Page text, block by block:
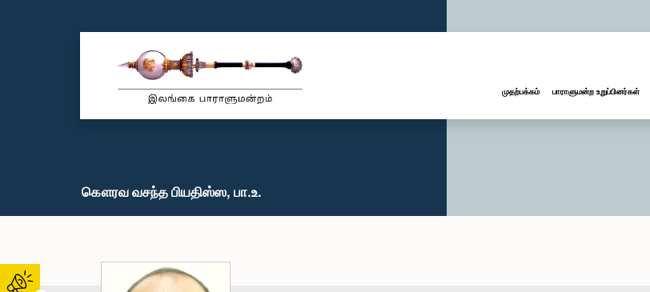
முதற்பக்கம் பாராளுமன்ற உறுப்பினர்கள்
கௌரவ வசந்த பியதிஸ்ஸ, பா.உ.